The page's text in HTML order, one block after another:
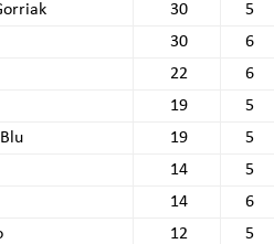
30
5
30
6
22
6
19
5
19
5
14
5
14
6
12 5